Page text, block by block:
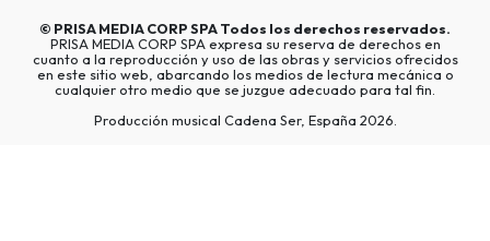
© PRISA MEDIA CORP SPATodos los derechos reservados.
PRISA MEDIA CORP SPA expresa su reserva de derechos en
cuanto a la reproducción y uso de las obras y servicios ofrecidos
en este sitio web, abarcando los medios de lectura mecánica o
cualquier otro medio que se juzgue adecuado para tal fin.
Producción musical Cadena Ser, España 2026.